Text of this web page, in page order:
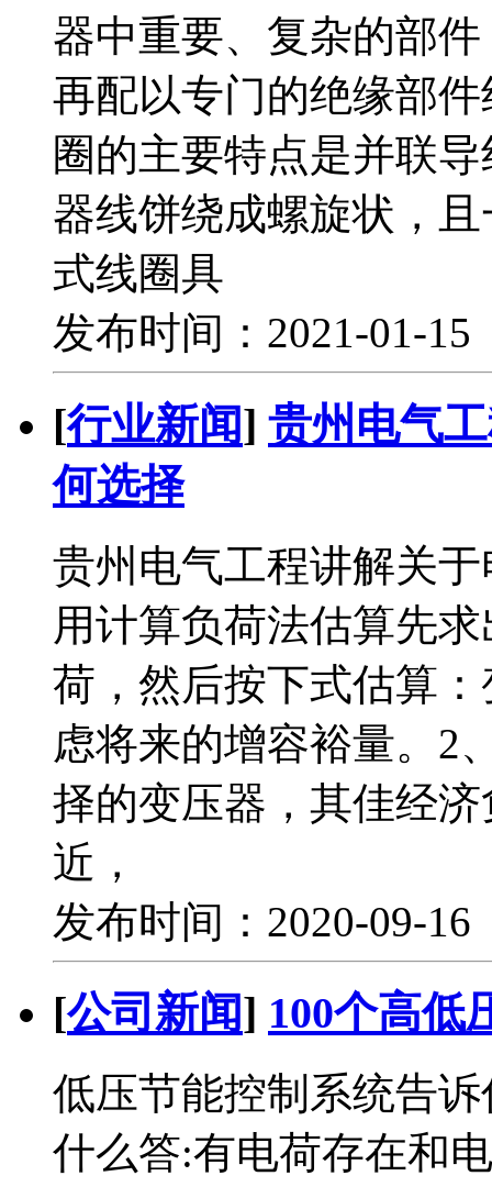
器中重要、复杂的部
再配以专门的绝缘部
圈的主要特点是并联
器线饼绕成螺旋状，
式线圈具
发布时间：2021-01-
[行业新闻] 贵州电气
何选择
贵州电气工程讲解关
用计算负荷法估算先
荷，然后按下式估算
虑将来的增容裕量。2
择的变压器，其佳经
近，
发布时间：2020-09-
[公司新闻] 100个高低
低压节能控制系统告
什么答:有电荷存在和